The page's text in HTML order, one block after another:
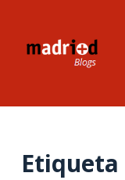
Etiqueta